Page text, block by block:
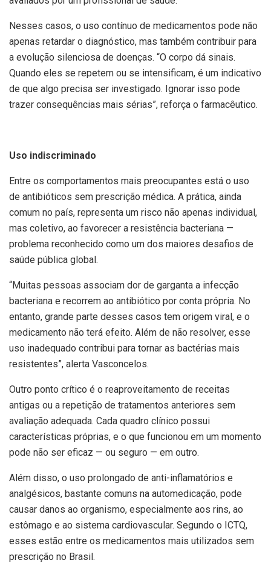
Nesses casos, o uso contínuo de medicamentos pode não
apenas retardar o diagnóstico, mas também contribuir para
a evolução silenciosa de doenças. “O corpo dá sinais.
Quando eles se repetem ou se intensificam, é um indicativo
de que algo precisa ser investigado. Ignorar isso pode
trazer consequências mais sérias”, reforça o farmacêutico.
Uso indiscriminado
Entre os comportamentos mais preocupantes está o uso
de antibióticos sem prescrição médica. A prática, ainda
comum no país, representa um risco não apenas individual,
mas coletivo, ao favorecer a resistência bacteriana —
problema reconhecido como um dos maiores desafios de
saúde pública global.
“Muitas pessoas associam dor de garganta a infecção
bacteriana e recorrem ao antibiótico por conta própria. No
entanto, grande parte desses casos tem origem viral, e o
medicamento não terá efeito. Além de não resolver, esse
uso inadequado contribui para tornar as bactérias mais
resistentes”, alerta Vasconcelos.
Outro ponto crítico é o reaproveitamento de receitas
antigas ou a repetição de tratamentos anteriores sem
avaliação adequada. Cada quadro clínico possui
características próprias, e o que funcionou em um momento
pode não ser eficaz — ou seguro — em outro.
Além disso, o uso prolongado de anti-inflamatórios e
analgésicos, bastante comuns na automedicação, pode
causar danos ao organismo, especialmente aos rins, ao
estômago e ao sistema cardiovascular. Segundo o ICTQ,
esses estão entre os medicamentos mais utilizados sem
prescrição no Brasil.